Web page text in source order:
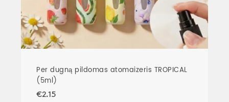
Per dugną pildomas atomaizeris TROPICAL
(5ml)
€2.15